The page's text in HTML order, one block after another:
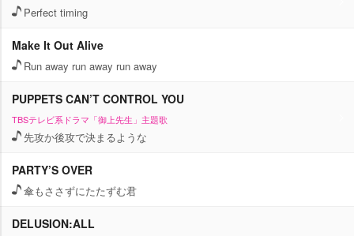
Perfect timing
Make It Out Alive
Run away run away run away
PUPPETS CAN’T CONTROL YOU
TBSテレビ系ドラマ「御上先生」主題歌
先攻か後攻で決まるような
PARTY’S OVER
傘もささずにたたずむ君
DELUSION:ALL